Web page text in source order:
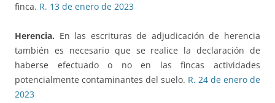
finca. R. 13 de enero de 2023
Herencia. En las escrituras de adjudicación de herencia
también es necesario que se realice la declaración de
haberse efectuado o no en las fincas actividades
potencialmente contaminantes del suelo. R. 24 de enero de
2023